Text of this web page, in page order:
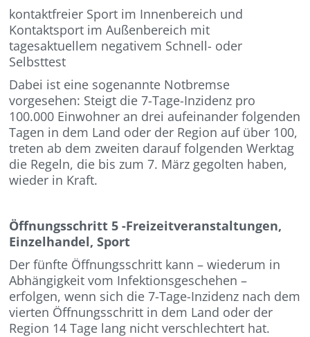
kontaktfreier Sport im Innenbereich und
Kontaktsport im Außenbereich mit
tagesaktuellem negativem Schnell- oder
Selbsttest
Dabei ist eine sogenannte Notbremse
vorgesehen: Steigt die 7-Tage-Inzidenz pro
100.000 Einwohner an drei aufeinander folgenden
Tagen in dem Land oder der Region auf über 100,
treten ab dem zweiten darauf folgenden Werktag
die Regeln, die bis zum 7. März gegolten haben,
wieder in Kraft.
Öffnungsschritt 5 -Freizeitveranstaltungen,
Einzelhandel, Sport
Der fünfte Öffnungsschritt kann – wiederum in
Abhängigkeit vom Infektionsgeschehen –
erfolgen, wenn sich die 7-Tage-Inzidenz nach dem
vierten Öffnungsschritt in dem Land oder der
Region 14 Tage lang nicht verschlechtert hat.